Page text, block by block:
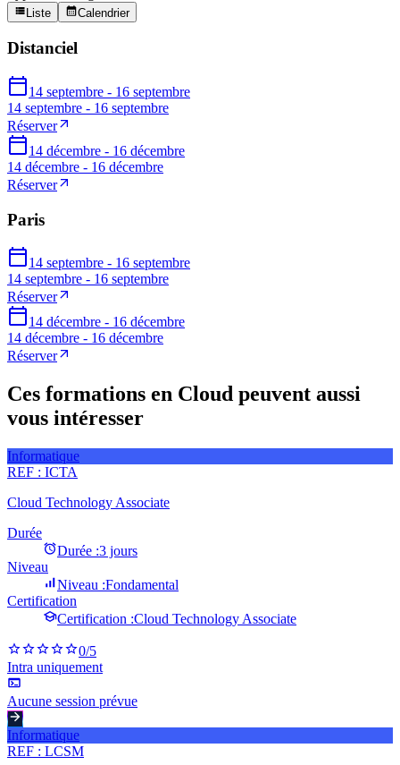
Liste Calendrier
Distanciel
14 septembre - 16 septembre
14 septembre - 16 septembre
Réserver
14 décembre - 16 décembre
14 décembre - 16 décembre
Réserver
Paris
14 septembre - 16 septembre
14 septembre - 16 septembre
Réserver
14 décembre - 16 décembre
14 décembre - 16 décembre
Réserver
Ces formations en Cloud peuvent aussi
vous intéresser
Informatique
REF : ICTA
Cloud Technology Associate
Durée
Durée :3 jours
Niveau
Niveau :Fondamental
Certification
Certification :Cloud Technology Associate
0/5
Intra uniquement
Aucune session prévue
Informatique
REF : LCSM